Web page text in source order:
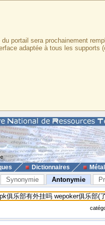
portail sera prochainement
adaptée à tous les supports
Dictionnaires
Synonymie Antonymie